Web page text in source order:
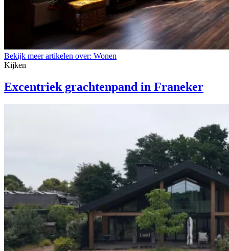
Bekijk meer artikelen over: Wonen
Kijken
Excentriek grachtenpand in Franeker